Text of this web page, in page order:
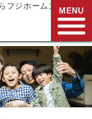
フジホームズ
定休
MENU